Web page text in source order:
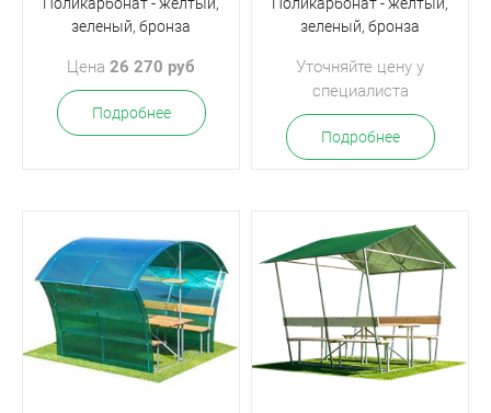
зеленый, бронза
Цена 26 270 руб
Подробнее
зеленый, бронза
Уточняйте цену у
специалиста
Подробнее